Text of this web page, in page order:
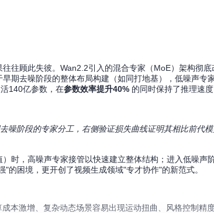
往顾此失彼。Wan2.2引入的混合专家（MoE）架构彻底
期去噪阶段的整体布局构建（如同打地基），低噪声专
140亿参数，在参数效率提升40% 的同时保持了推理速度
噪阶段的专家分工，右侧验证损失曲线证明其相比前代
时，高噪声专家接管以快速建立整体结构；进入低噪声
困境，更开创了视频生成领域"专才协作"的新范式。
本激增、复杂动态场景容易出现运动扭曲、风格控制精